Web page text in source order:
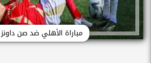
مباراة الأهلي ضد صن داونز